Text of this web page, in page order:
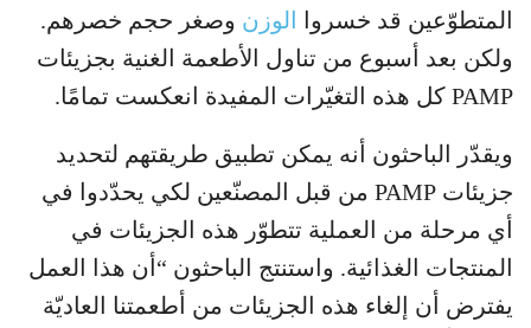
المتطوّعين قد خسروا الوزن وصغر حجم خصرهم.
ولكن بعد أسبوع من تناول الأطعمة الغنية بجزيئات
PAMP كل هذه التغيّرات المفيدة انعكست تمامًا.
ويقدّر الباحثون أنه يمكن تطبيق طريقتهم لتحديد
جزيئات PAMP من قبل المصنّعين لكي يحدّدوا في
أي مرحلة من العملية تتطوّر هذه الجزيئات في
المنتجات الغذائية. واستنتج الباحثون “أن هذا العمل
يفترض أن إلغاء هذه الجزيئات من أطعمتنا العاديّة